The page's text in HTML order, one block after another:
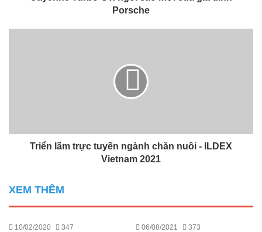
Porsche
Triển lãm trực tuyến ngành chăn nuôi - ILDEX
Vietnam 2021
XEM THÊM
10/02/2020 347 06/08/2021 373